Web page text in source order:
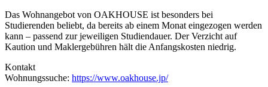
Das Wohnangebot von OAKHOUSE ist besonders bei
Studierenden beliebt, da bereits ab einem Monat eingezogen werden
kann – passend zur jeweiligen Studiendauer. Der Verzicht auf
Kaution und Maklergebühren hält die Anfangskosten niedrig.
Kontakt
Wohnungssuche: https://www.oakhouse.jp/